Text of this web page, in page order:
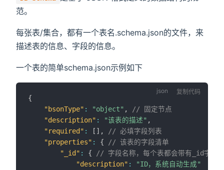
范。
每张表/集合，都有一个表名.schema.json的文件，来
描述表的信息、字段的信息。
一个表的简单schema.json示例如下
{
"bsonType" : "object" ,
// 固定节点
"description" : "该表的描述" ,
"required" : [ ] ,
// 必填字段列表
"properties" : {
// 该表的字段清单
"_id" : {
// 字段名称，每个表都会带有_id字段
"description" :
"ID，系统自动生成"
复制代码